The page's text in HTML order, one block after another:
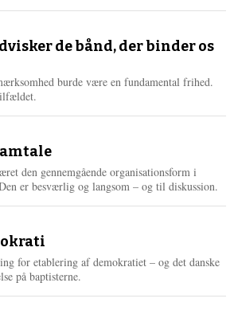
de bånd, der binder os
burde være en fundamental frihed.
den gennemgående organisationsform i
er besværlig og langsom – og til diskussion.
for etablering af demokratiet – og det danske
på baptisterne.